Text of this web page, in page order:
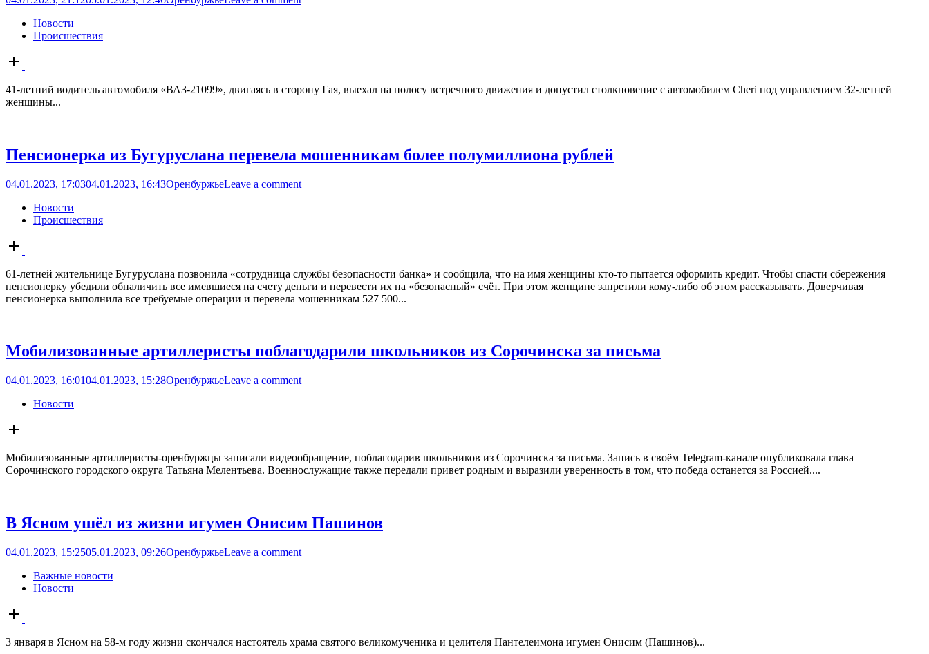
Новости
Происшествия
Open
post
41-летний водитель автомобиля «ВАЗ-21099», двигаясь в сторону Гая, выехал на полосу встречного движения и допустил столкновение с автомобилем Cheri под управлением 32-летней
женщины...
Пенсионерка из Бугуруслана перевела мошенникам более полумиллиона рублей
04.01.2023, 17:0304.01.2023, 16:43ОренбуржьеLeave a comment
Новости
Происшествия
Open
post
61-летней жительнице Бугуруслана позвонила «сотрудница службы безопасности банка» и сообщила, что на имя женщины кто-то пытается оформить кредит. Чтобы спасти сбережения
пенсионерку убедили обналичить все имевшиеся на счету деньги и перевести их на «безопасный» счёт. При этом женщине запретили кому-либо об этом рассказывать. Доверчивая
пенсионерка выполнила все требуемые операции и перевела мошенникам 527 500...
Мобилизованные артиллеристы поблагодарили школьников из Сорочинска за письма
04.01.2023, 16:0104.01.2023, 15:28ОренбуржьеLeave a comment
Новости
Open
post
Мобилизованные артиллеристы-оренбуржцы записали видеообращение, поблагодарив школьников из Сорочинска за письма. Запись в своём Telegram-канале опубликовала глава
Сорочинского городского округа Татьяна Мелентьева. Военнослужащие также передали привет родным и выразили уверенность в том, что победа останется за Россией....
В Ясном ушёл из жизни игумен Онисим Пашинов
04.01.2023, 15:2505.01.2023, 09:26ОренбуржьеLeave a comment
Важные новости
Новости
Open
post
3 января в Ясном на 58-м году жизни скончался настоятель храма святого великомученика и целителя Пантелеимона игумен Онисим (Пашинов)...